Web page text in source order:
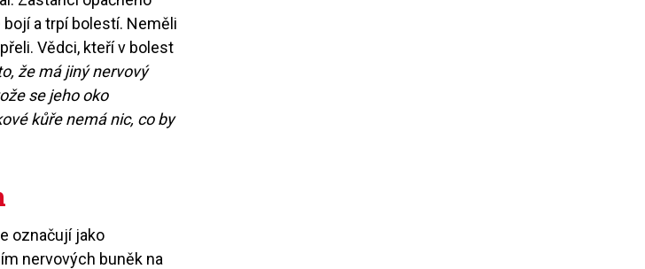
bojí a trpí bolestí. Neměli
Vědci, kteří v bolest
že má jiný nervový
se jeho oko
kůře nemá nic, co by
označují jako
nervových buněk na